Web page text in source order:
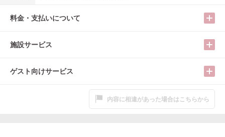
料金・支払いについて
施設サービス
ゲスト向けサービス
内容に相違があった場合はこちらから